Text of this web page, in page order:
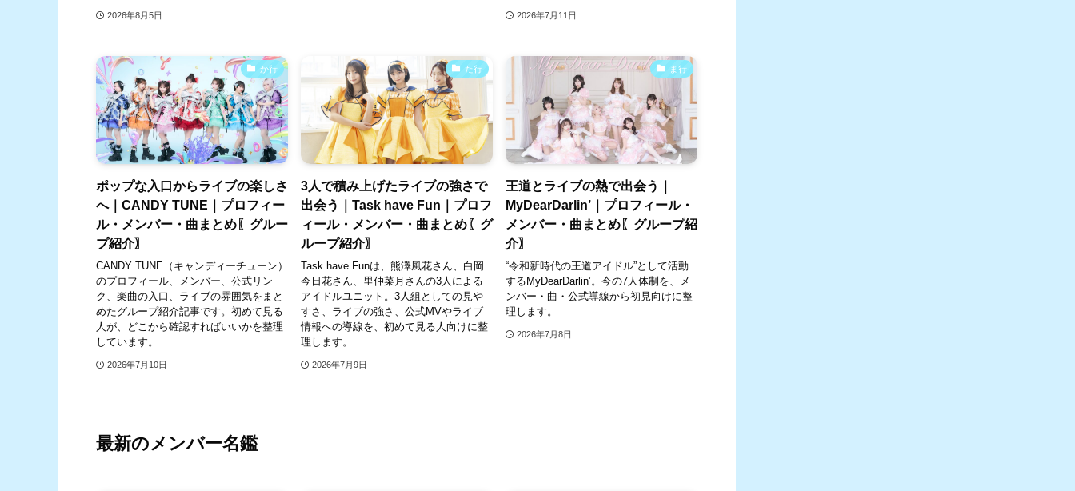
2026年8月5日 2026年7月11日
か行
ポップな入口からライブの楽しさ
へ｜CANDY TUNE｜プロフィー
ル・メンバー・曲まとめ〖グルー
プ紹介〗
CANDY TUNE（キャンディーチューン）
のプロフィール、メンバー、公式リン
ク、楽曲の入口、ライブの雰囲気をまと
めたグループ紹介記事です。初めて見る
人が、どこから確認すればいいかを整理
しています。
2026年7月10日
た行
3人で積み上げたライブの強さで
出会う｜Task have Fun｜プロフ
ィール・メンバー・曲まとめ〖グ
ループ紹介〗
Task have Funは、熊澤風花さん、白岡
今日花さん、里仲菜月さんの3人による
アイドルユニット。3人組としての見や
すさ、ライブの強さ、公式MVやライブ
情報への導線を、初めて見る人向けに整
理します。
2026年7月9日
ま行
王道とライブの熱で出会う｜
MyDearDarlin’｜プロフィール・
メンバー・曲まとめ〖グループ紹
介〗
“令和新時代の王道アイドル”として活動
するMyDearDarlin’。今の7人体制を、メ
ンバー・曲・公式導線から初見向けに整
理します。
2026年7月8日
最新のメンバー名鑑